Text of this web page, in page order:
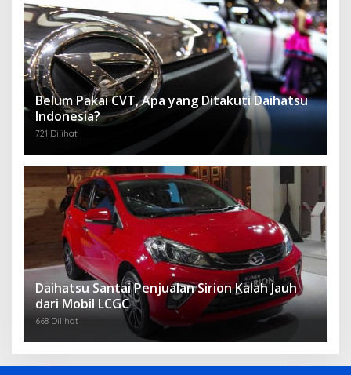
Belum Pakai CVT, Apa yang Ditakuti Daihatsu
Indonesia?
721 Dilihat
Daihatsu Santai Penjualan Sirion Kalah Jauh
dari Mobil LCGC
668 Dilihat